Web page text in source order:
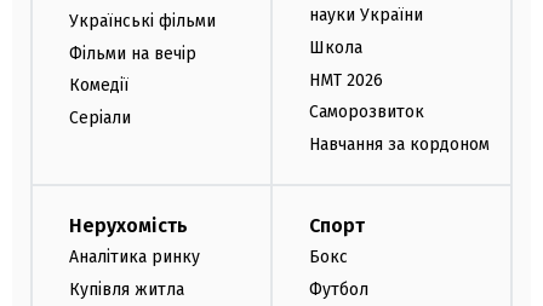
Українські фільми
Фільми на вечір
Комедії
Серіали
науки України
Школа
НМТ 2026
Саморозвиток
Навчання за кордоном
Нерухомість
Аналітика ринку
Купівля житла
Спорт
Бокс
Футбол